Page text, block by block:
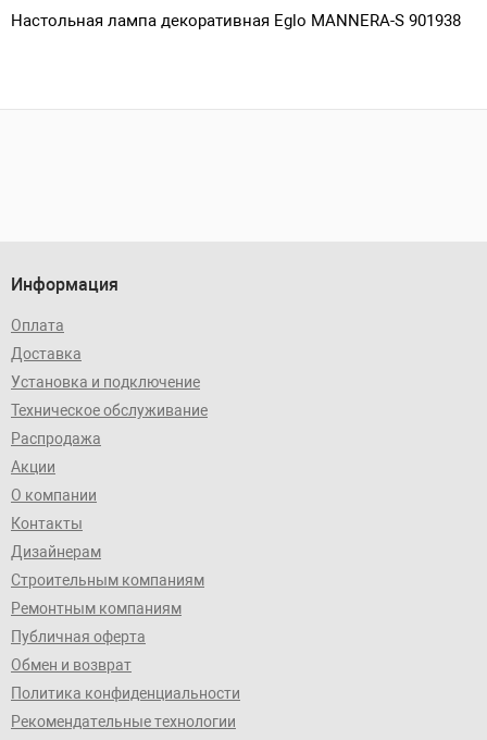
Настольная лампа декоративная Eglo MANNERA-S 901938
Информация
Оплата
Доставка
Установка и подключение
Техническое обслуживание
Распродажа
Акции
О компании
Контакты
Дизайнерам
Строительным компаниям
Ремонтным компаниям
Публичная оферта
Обмен и возврат
Политика конфиденциальности
Рекомендательные технологии